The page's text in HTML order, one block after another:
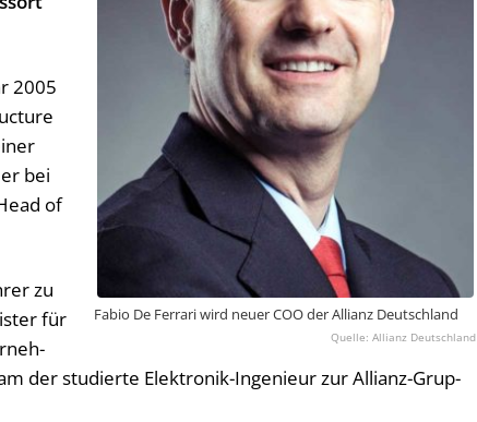
Fabio De Ferrari wird neuer COO der Allianz Deutschland
Allianz Deutschland
2005
bei
of
zu
für
der stu­dier­te Elek­tro­nik-In­ge­nieur zur Al­li­anz-Grup­